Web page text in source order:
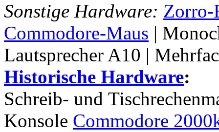
Sonstige Hardware: Zorro-
Commodore-Maus |
Lautsprecher A10 |
Historische Hardware:
Schreib- und
Konsole Commodore